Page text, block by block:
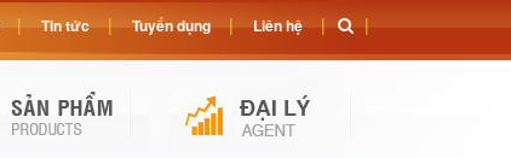
Tin tức Tuyển dụng Liên hệ